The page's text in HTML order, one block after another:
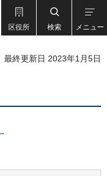
区役所 検索 メニュー
最終更新日 2023年1月5日